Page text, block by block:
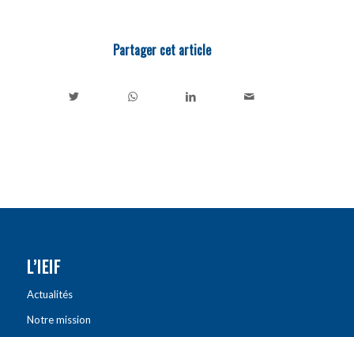
Partager cet article
L’IEIF
Actualités
Notre mission